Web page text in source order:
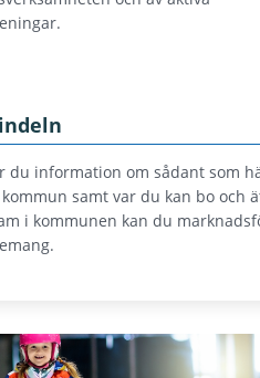
du information om sådant som
samt var du kan bo och
i kommunen kan du